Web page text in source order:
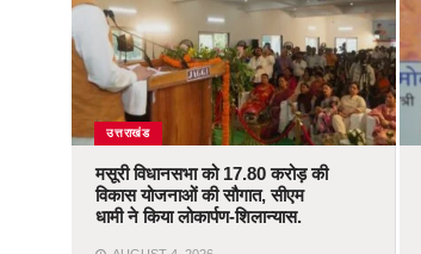
उत्तराखंड
मसूरी विधानसभा को 17.80 करोड़ की
विकास योजनाओं की सौगात, सीएम
धामी ने किया लोकार्पण-शिलान्यास.